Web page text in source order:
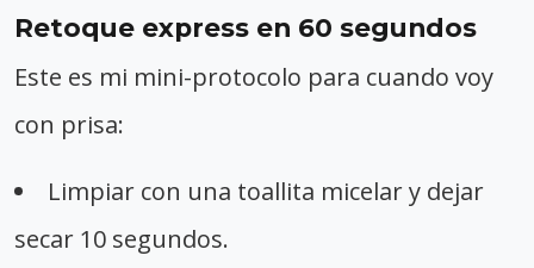
Retoque express en 60 segundos
Este es mi mini-protocolo para cuando voy
con prisa:
Limpiar con una toallita micelar y dejar
secar 10 segundos.